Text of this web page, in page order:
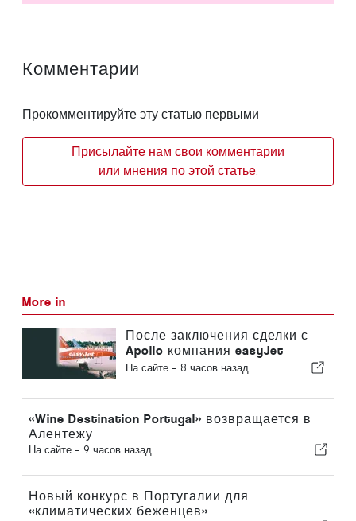
Комментарии
Прокомментируйте эту статью первыми
Присылайте нам свои комментарии
или мнения по этой статье.
More in
После заключения сделки с
Apollo компания easyJet
приближается к Sun
На сайте - 8 часов назад
«Wine Destination Portugal» возвращается в
Алентежу
На сайте - 9 часов назад
Новый конкурс в Португалии для
«климатических беженцев»